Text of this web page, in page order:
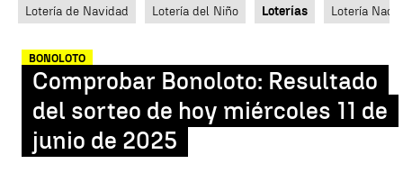
Lotería de Navidad Lotería del Niño Loterías Lotería
BONOLOTO
Comprobar Bonoloto: Resultado
del sorteo de hoy miércoles 11 de
junio de 2025